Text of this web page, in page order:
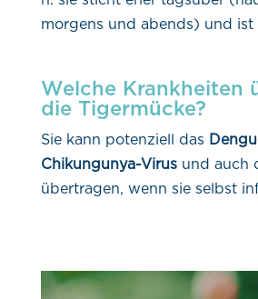
morgens und abends) und ist
Welche Krankheiten
die Tigermücke?
Sie kann potenziell das
Chikungunya-Virus und auch
übertragen, wenn sie selbst